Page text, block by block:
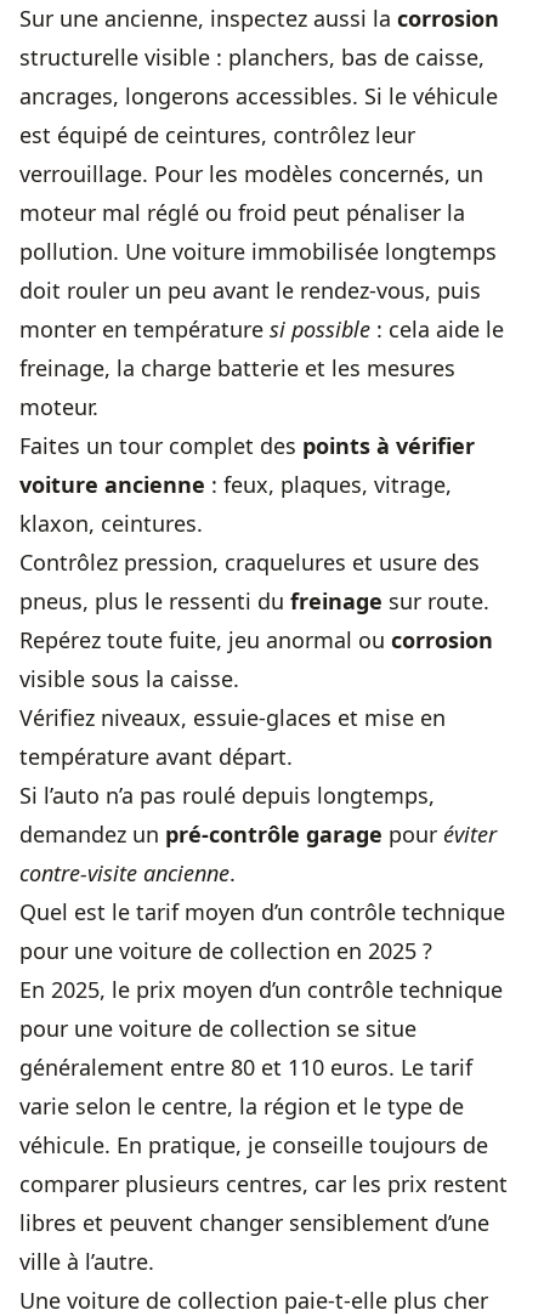
Sur une ancienne, inspectez aussi la corrosion
structurelle visible : planchers, bas de caisse,
ancrages, longerons accessibles. Si le véhicule
est équipé de ceintures, contrôlez leur
verrouillage. Pour les modèles concernés, un
moteur mal réglé ou froid peut pénaliser la
pollution. Une voiture immobilisée longtemps
doit rouler un peu avant le rendez-vous, puis
monter en température si possible : cela aide le
freinage, la charge batterie et les mesures
moteur.
Faites un tour complet des points à vérifier
voiture ancienne : feux, plaques, vitrage,
klaxon, ceintures.
Contrôlez pression, craquelures et usure des
pneus, plus le ressenti du freinage sur route.
Repérez toute fuite, jeu anormal ou corrosion
visible sous la caisse.
Vérifiez niveaux, essuie-glaces et mise en
température avant départ.
Si l’auto n’a pas roulé depuis longtemps,
demandez un pré-contrôle garage pour éviter
contre-visite ancienne.
Quel est le tarif moyen d’un contrôle technique
pour une voiture de collection en 2025 ?
En 2025, le prix moyen d’un contrôle technique
pour une voiture de collection se situe
généralement entre 80 et 110 euros. Le tarif
varie selon le centre, la région et le type de
véhicule. En pratique, je conseille toujours de
comparer plusieurs centres, car les prix restent
libres et peuvent changer sensiblement d’une
ville à l’autre.
Une voiture de collection paie-t-elle plus cher